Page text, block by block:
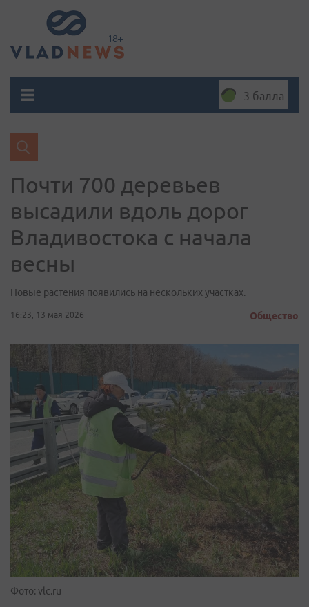
3 балла
Почти 700 деревьев
высадили вдоль дорог
Владивостока с начала
весны
Новые растения появились на нескольких участках.
16:23, 13 мая 2026 Общество
Фото: vlc.ru